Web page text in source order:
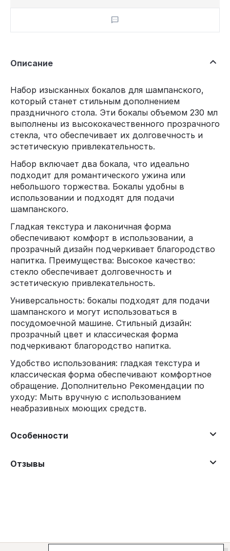
Описание
Набор изысканных бокалов для шампанского,
который станет стильным дополнением
праздничного стола. Эти бокалы объемом 230 мл
выполнены из высококачественного прозрачного
стекла, что обеспечивает их долговечность и
эстетическую привлекательность.
Набор включает два бокала, что идеально
подходит для романтического ужина или
небольшого торжества. Бокалы удобны в
использовании и подходят для подачи
шампанского.
Гладкая текстура и лаконичная форма
обеспечивают комфорт в использовании, а
прозрачный дизайн подчеркивает благородство
напитка. Преимущества: Высокое качество:
стекло обеспечивает долговечность и
эстетическую привлекательность.
Универсальность: бокалы подходят для подачи
шампанского и могут использоваться в
посудомоечной машине. Стильный дизайн:
прозрачный цвет и классическая форма
подчеркивают благородство напитка.
Удобство использования: гладкая текстура и
классическая форма обеспечивают комфортное
обращение. Дополнительно Рекомендации по
уходу: Мыть вручную с использованием
неабразивных моющих средств.
Особенности
Отзывы